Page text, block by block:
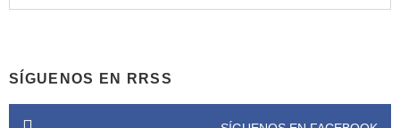
SÍGUENOS EN RRSS